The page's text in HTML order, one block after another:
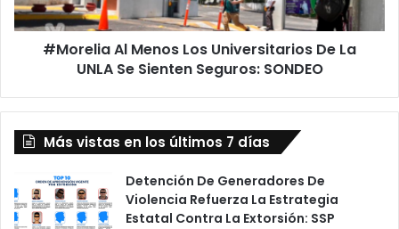
UNLA
Se
Sienten#Morelia Al Menos Los Universitarios De La
UNLA Se Sienten Seguros: SONDEO
Más vistas en los últimos 7 días
Detención De Generadores De
Violencia Refuerza La Estrategia
Estatal Contra La Extorsión: SSP